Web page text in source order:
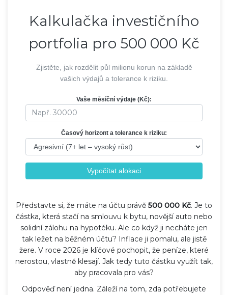
Kalkulačka investičního
portfolia pro 500 000 Kč
Zjistěte, jak rozdělit půl milionu korun na základě
vašich výdajů a tolerance k riziku.
Vaše měsíční výdaje (Kč):
Časový horizont a tolerance k riziku:
Vypočítat alokaci
Představte si, že máte na účtu právě 500 000 Kč. Je to
částka, která stačí na smlouvu k bytu, novější auto nebo
solidní zálohu na hypotéku. Ale co když ji necháte jen
tak ležet na běžném účtu? Inflace ji pomalu, ale jistě
žere. V roce 2026 je klíčové pochopit, že peníze, které
nerostou, vlastně klesají. Jak tedy tuto částku využít tak,
aby pracovala pro vás?
Odpověď není jedna. Záleží na tom, zda potřebujete